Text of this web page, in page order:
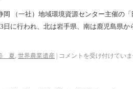
岡 （一社）地域環境資源センター主催の
に行われ、北は岩手県、南は鹿児島県か
夏, 世界農業遺産 コメントを受け付けてい